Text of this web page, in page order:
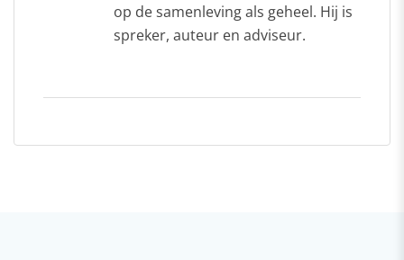
op de samenleving als geheel. Hij is
spreker, auteur en adviseur.